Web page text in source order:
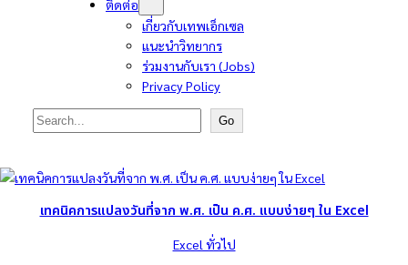
ติดต่อ
เกี่ยวกับเทพเอ็กเซล
แนะนำวิทยากร
ร่วมงานกับเรา (Jobs)
Privacy Policy
Search
Go
เทคนิคการแปลงวันที่จาก พ.ศ. เป็น ค.ศ. แบบง่ายๆ ใน Excel
Excel ทั่วไป